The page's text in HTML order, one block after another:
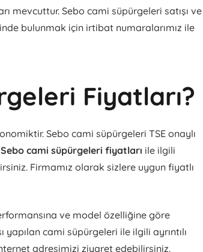
mevcuttur. Sebo cami süpürgeleri satışı ve
bulunmak için irtibat numaralarımız ile
Fiyatları?
Sebo cami süpürgeleri TSE onaylı
Sebo cami süpürgeleri fiyatları ile ilgili
Firmamız olarak sizlere uygun fiyatlı
ve model özelliğine göre
yapılan cami süpürgeleri ile ilgili ayrıntılı
adresimizi ziyaret edebilirsiniz.